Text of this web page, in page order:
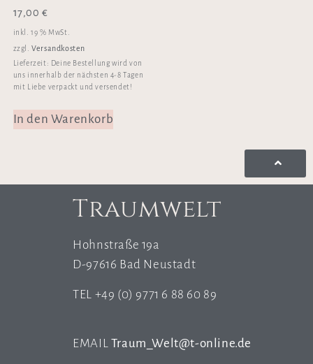
17,00€
inkl. 19 % MwSt.
zzgl.Versandkosten
Lieferzeit: Deine Bestellung wird von
uns innerhalb der nächsten 4-8 Tagen
mit Liebe verpackt und versendet!
In den Warenkorb
Traumwelt
Hohnstraße 19a
D-97616 Bad Neustadt
TEL +49 (0) 9771 6 88 60 89
EMAIL Traum_Welt@t-online.de